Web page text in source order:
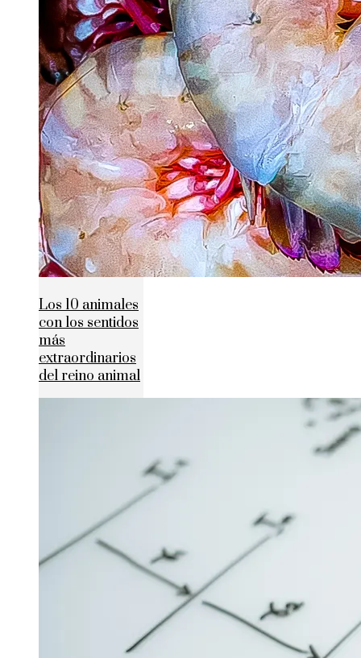
Los 10 animales
con los sentidos
más
extraordinarios
del reino animal